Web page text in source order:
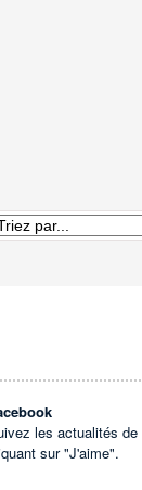
les actualités
sur "J'aime".